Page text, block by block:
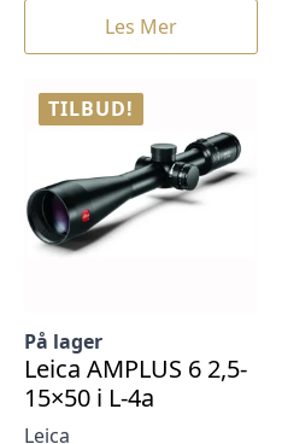
Les Mer
TILBUD!
Leica
På lager
Leica AMPLUS 6 2,5-
15×50 i L-4a